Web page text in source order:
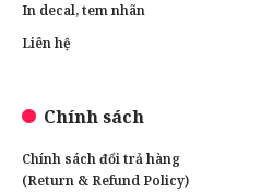
In decal, tem nhãn
Liên hệ
Chính sách
Chính sách đổi trả hàng
(Return & Refund Policy)